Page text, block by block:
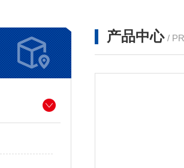
产品中心 /